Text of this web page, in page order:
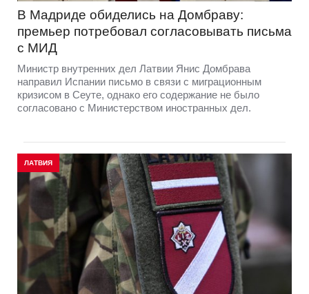
В Мадриде обиделись на Домбраву:
премьер потребовал согласовывать письма
с МИД
Министр внутренних дел Латвии Янис Домбрава
направил Испании письмо в связи с миграционным
кризисом в Сеуте, однако его содержание не было
согласовано с Министерством иностранных дел.
ЛАТВИЯ